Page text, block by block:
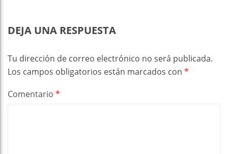
DEJA UNA RESPUESTA
Tu dirección de correo electrónico no será publicada.
Los campos obligatorios están marcados con *
Comentario *